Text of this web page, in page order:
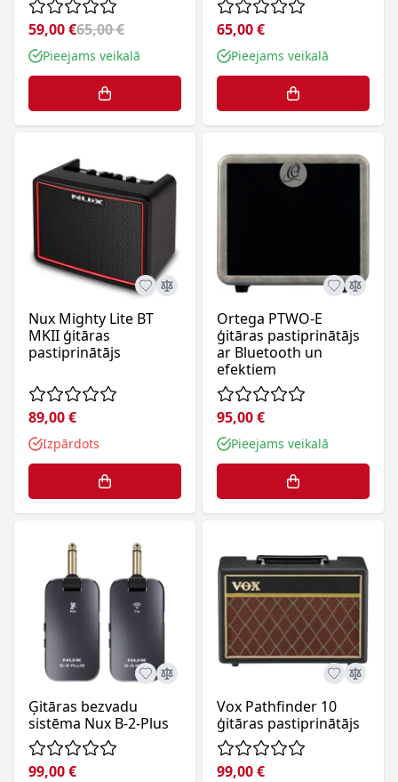
59,00 €65,00 €
Pieejams veikalā
65,00 €
Pieejams veikalā
Nux Mighty Lite BT
MKII ģitāras
pastiprinātājs
89,00 €
Izpārdots
Ortega PTWO-E
ģitāras pastiprinātājs
ar Bluetooth un
efektiem
95,00 €
Pieejams veikalā
Ģitāras bezvadu
sistēma Nux B-2-Plus
99,00 €
Vox Pathfinder 10
ģitāras pastiprinātājs
99,00 €